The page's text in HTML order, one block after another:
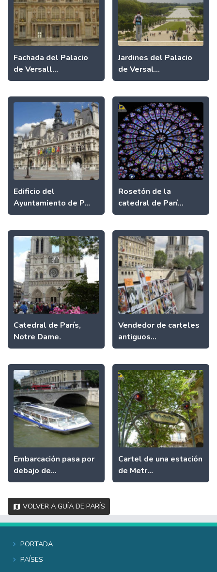
Fachada del Palacio
de Versall...
Jardines del Palacio
de Versal...
Edificio del
Ayuntamiento de P...
Rosetón de la
catedral de Parí...
Catedral de París,
Notre Dame.
Vendedor de carteles
antiguos...
Embarcación pasa por
debajo de...
Cartel de una estación
de Metr...
Volver a Guía de París
Portada
Países